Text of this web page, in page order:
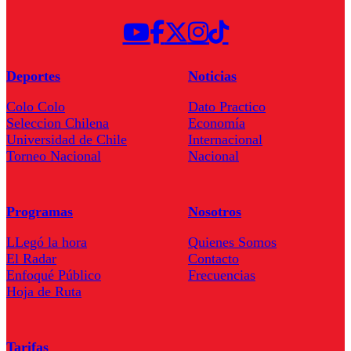
Deportes
Colo Colo
Seleccion Chilena
Universidad de Chile
Torneo Nacional
Noticias
Dato Practico
Economía
Internacional
Nacional
Programas
LLegó la hora
El Radar
Enfoqué Público
Hoja de Ruta
Nosotros
Quienes Somos
Contacto
Frecuencias
Tarifas